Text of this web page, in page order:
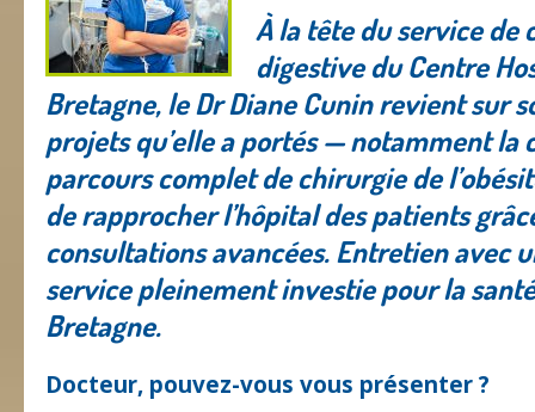
À la tête du service de
digestive du Centre
Bretagne, le Dr Diane Cunin revient sur
projets qu’elle a portés — notamment la
parcours complet de chirurgie de
de rapprocher l’hôpital des patients
consultations avancées. Entretien avec
service pleinement investie pour la
Bretagne.
Docteur, pouvez-vous vous présenter ?